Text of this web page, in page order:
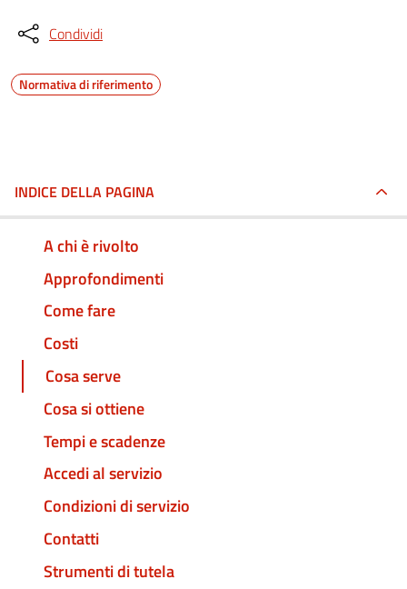
Condividi
Normativa di riferimento
INDICE DELLA PAGINA
A chi è rivolto
Approfondimenti
Come fare
Costi
Cosa serve
Cosa si ottiene
Tempi e scadenze
Accedi al servizio
Condizioni di servizio
Contatti
Strumenti di tutela